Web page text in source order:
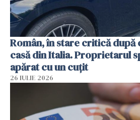
Român, în stare critică
casă din Italia. Proprietarul
apărat cu un cuțit
26 IULIE 2026